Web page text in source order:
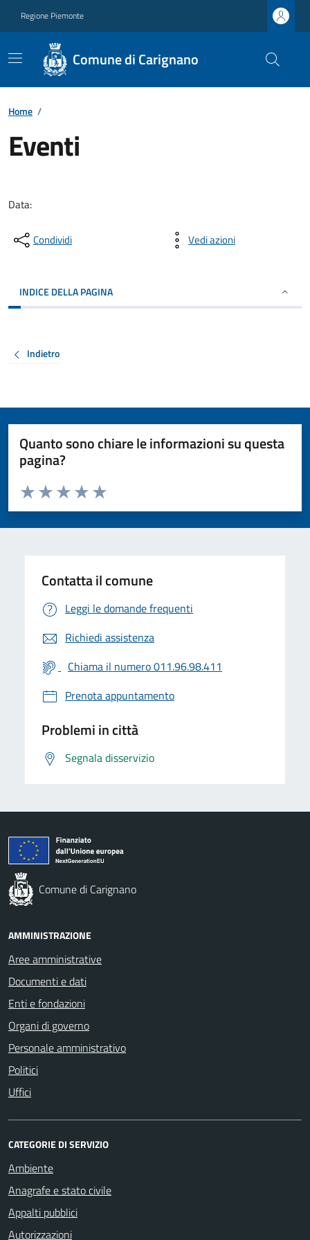
Regione Piemonte
Comune di Carignano
Home /
Eventi
Data:
Condividi Vedi azioni
INDICE DELLA PAGINA
Indietro
Quanto sono chiare le informazioni su questa
pagina?
Valuta da 1 a 5 stelle la pagina
Valuta 5 stelle su 5
Valuta 4 stelle su 5
Valuta 3 stelle su 5
Valuta 2 stelle su 5
Valuta 1 stelle su 5
Contatta il comune
Leggi le domande frequenti
Richiedi assistenza
Chiama il numero 011.96.98.411
Prenota appuntamento
Problemi in città
Segnala disservizio
Comune di Carignano
AMMINISTRAZIONE
Aree amministrative
Documenti e dati
Enti e fondazioni
Organi di governo
Personale amministrativo
Politici
Uffici
CATEGORIE DI SERVIZIO
Ambiente
Anagrafe e stato civile
Appalti pubblici
Autorizzazioni